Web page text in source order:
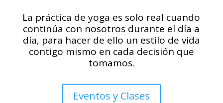
La práctica de yoga es solo real cuando
continúa con nosotros durante el día a
día, para hacer de ello un estilo de vida
contigo mismo en cada decisión que
tomamos.
Eventos y Clases